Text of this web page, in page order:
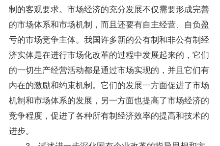
制的客观要求。市场经济的充分发展不仅需要形成完善
的市场体系和市场机制，而且还要有自主经营、自负盈
亏的市场竞争主体。我国许多新的公有制和非公有制经
济实体是在进行市场化改革的过程中发展起来的，它们
的一切生产经营活动都是通过市场实现的，并且它们有
内在的激励和约束机制。它们的发展一方面促进了市场
机制和市场体系的发展，另一方面也提高了市场经济的
竞争程度，促进了各种所有制经济效率的提高和技术的
进步。